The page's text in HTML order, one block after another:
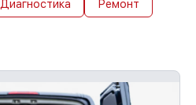
Диагностика Ремонт